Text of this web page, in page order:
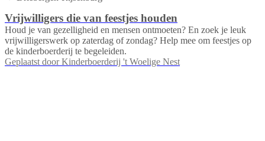
Vrijwilligers die van feestjes houden
Houd je van gezelligheid en mensen ontmoeten? En zoek je leuk
vrijwilligerswerk op zaterdag of zondag? Help mee om feestjes op
de kinderboerderij te begeleiden.
Geplaatst door Kinderboerderij 't Woelige Nest